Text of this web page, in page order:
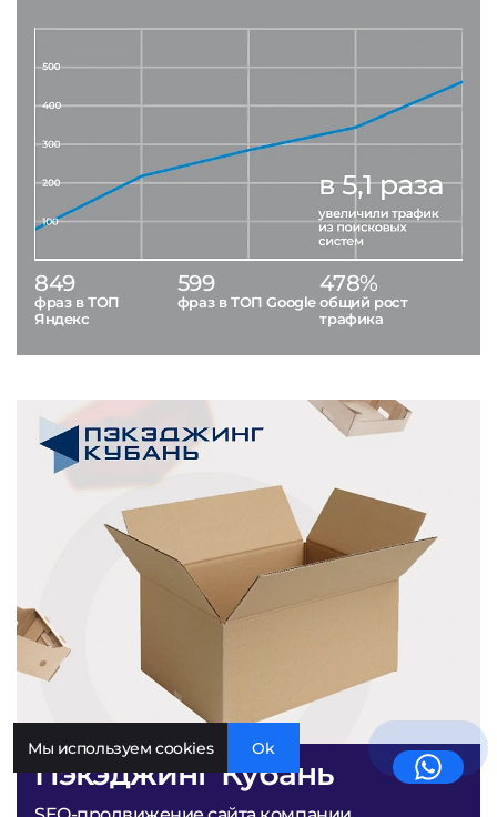
Пэкэджинг Кубань
849
фраз в ТОП
Яндекс
599
фраз в ТОП Google
478%
общий рост
трафика
Мы используем cookies Ok